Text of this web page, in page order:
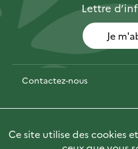
Lettre
Je
Contactez-nous
Espace presse
Photofor
Ce site utilise des cookies